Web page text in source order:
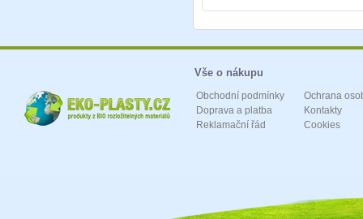
Vše o nákupu
Obchodní podmínky
Doprava a platba
Reklamační řád
Ochrana
Kontakty
Cookies